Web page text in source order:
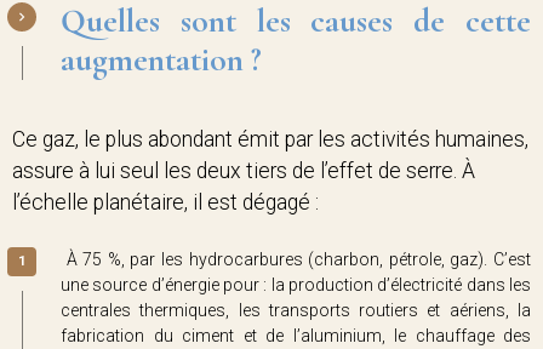
Quelles sont les causes de cette
augmentation ?
Ce gaz, le plus abondant émit par les activités humaines,
assure à lui seul les deux tiers de l’effet de serre. À
l’échelle planétaire, il est dégagé :
À 75 %, par les hydrocarbures (charbon, pétrole, gaz). C’est
une source d’énergie pour : la production d’électricité dans les
centrales thermiques, les transports routiers et aériens, la
fabrication du ciment et de l’aluminium, le chauffage des